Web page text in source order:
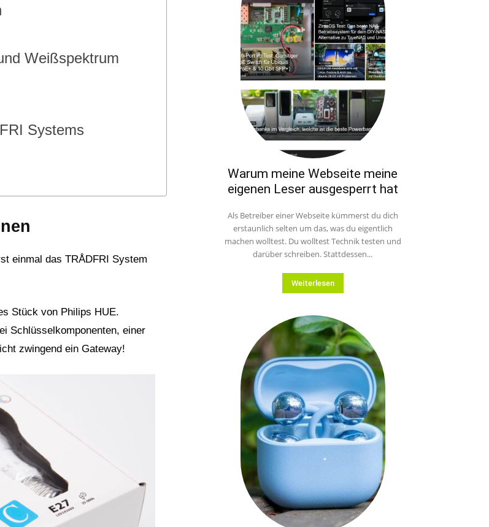
Weißspektrum
Systems
einmal das TRÅDFRI System
Stück von Philips HUE.
Schlüsselkomponenten, einer
zwingend ein Gateway!
Warum meine Webseite meine
eigenen Leser ausgesperrt hat
Als Betreiber einer Webseite kümmerst du dich
erstaunlich selten um das, was du eigentlich
machen wolltest. Du wolltest Technik testen und
darüber schreiben. Stattdessen...
Weiterlesen